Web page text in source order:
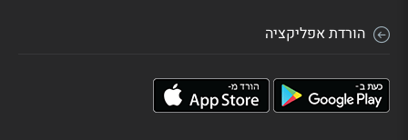
הורדת אפליקציה